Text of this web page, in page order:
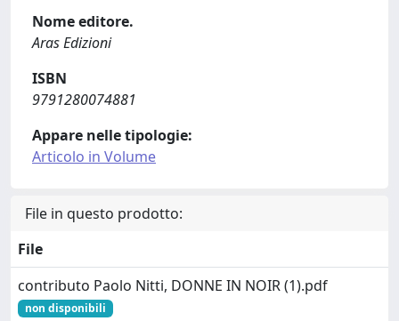
Nome editore.
Aras Edizioni
ISBN
9791280074881
Appare nelle tipologie:
Articolo in Volume
File in questo prodotto:
File
contributo Paolo Nitti, DONNE IN NOIR (1).pdf
non disponibili